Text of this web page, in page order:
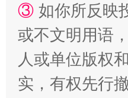
漫山遍野的桃花与雪山、
③ 如你所反映
或不文明用语
人或单位版权
实，有权先行